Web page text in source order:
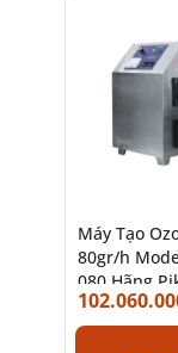
Máy Tạo
80gr/h
080 Hãng
Hồ Bơi